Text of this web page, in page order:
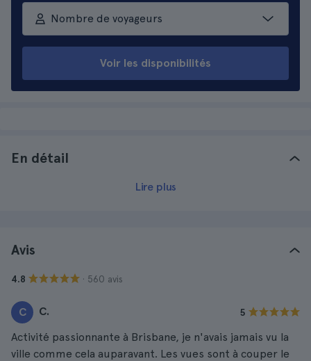
Nombre de voyageurs
Voir les disponibilités
En détail
Lire plus
Avis
4.8 · 560 avis
C C. 5
Activité passionnante à Brisbane, je n'avais jamais vu la
ville comme cela auparavant. Les vues sont à couper le